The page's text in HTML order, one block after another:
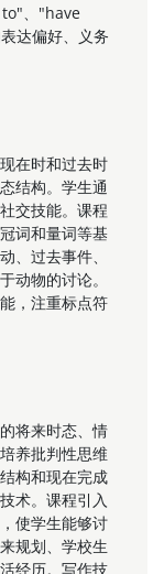
、"have
达偏好、义务
在时和过去时
结构。学生通
交技能。课程
词和量词等基
、过去事件、
动物的讨论。
，注重标点符
将来时态、情
养批判性思维
构和现在完成
术。课程引入
使学生能够讨
规划、学校生
经历。写作技